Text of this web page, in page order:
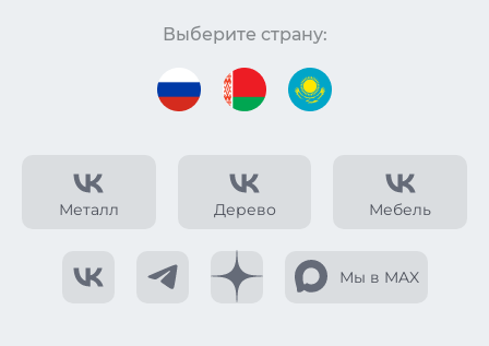
Металл Дерево Мебель
Мы в MAX
Выберите страну: